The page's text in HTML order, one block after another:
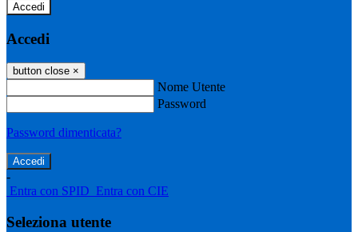
Accedi
Accedi
button close ×
Nome Utente
Password
Password dimenticata?
-
Entra con SPID Entra con CIE
Seleziona utente